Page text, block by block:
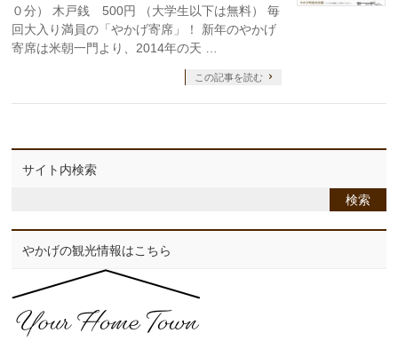
０分） 木戸銭 500円 （大学生以下は無料） 毎
回大入り満員の「やかげ寄席」！ 新年のやかげ
寄席は米朝一門より、2014年の天 …
この記事を読む
サイト内検索
やかげの観光情報はこちら